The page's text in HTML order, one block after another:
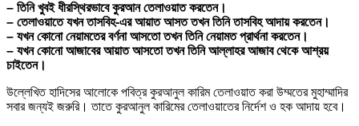
– তিনি খুবই ধীরস্থিরভাবে কুরআন তেলাওয়াত করতেন।
– তেলাওয়াতে যখন তাসবিহ-এর আয়াত আসত তখন তিনি তাসবিহ আদায় করতেন।
– যখন কোনো নেয়ামতের বর্ণনা আসতো তখন তিনি নেয়ামত প্রার্থনা করতেন।
– যখন কোনো আজাবের আয়াত আসতো তখন তিনি আল্লাহর আজাব থেকে আশ্রয়
চাইতেন।
উল্লেখিত হাদিসের আলোকে পবিত্র কুরআনুল কারিম তেলাওয়াত করা উম্মতের মুহাম্মাদির
সবার জন্যই জরুরি। তাতে কুরআনুল কারিমের তেলাওয়াতের নির্দেশ ও হক আদায় হবে।